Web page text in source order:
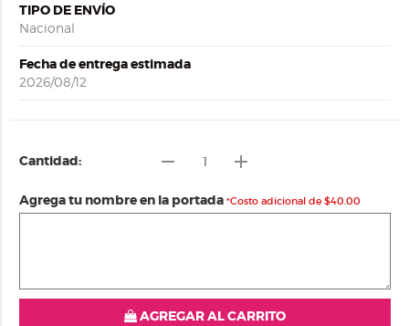
TIPO DE ENVÍO
Nacional
Fecha de entrega estimada
2026/08/12
Cantidad: remove add
Agrega tu nombre en la portada *Costo adicional de $40.00
AGREGAR AL CARRITO